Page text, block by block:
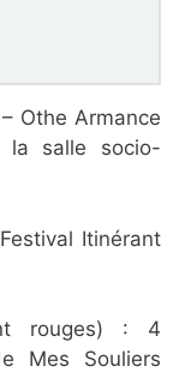
Othe Armance
la salle socio-
Itinérant
rouges) : 4
Mes Souliers